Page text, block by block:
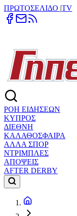
ΠΡΩΤΟΣΕΛΙΔΟ |TV
ΡΟΗ ΕΙΔΗΣΕΩΝ
ΚΥΠΡΟΣ
ΔΙΕΘΝΗ
ΚΑΛΑΘΟΣΦΑΙΡΑ
ΑΛΛΑ ΣΠΟΡ
ΝΤΡΙΜΠΛΕΣ
ΑΠΟΨΕΙΣ
AFTER DERBY